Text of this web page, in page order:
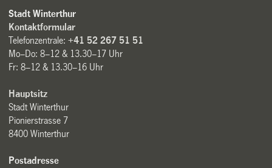
Stadt Winterthur
Kontaktformular
Telefonzentrale:+41 52 267 51 51
Mo–Do: 8–12 & 13.30–17 Uhr
Fr: 8–12 & 13.30–16 Uhr
Hauptsitz
Stadt Winterthur
Pionierstrasse 7
8400 Winterthur
Postadresse